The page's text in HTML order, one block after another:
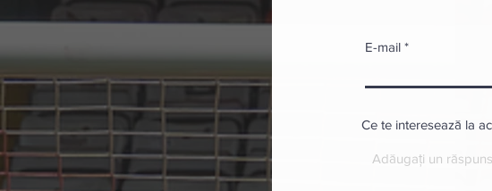
E-mail
Ce te interesează la